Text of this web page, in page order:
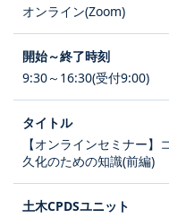
オンライン(Zoom)
9:30～16:30(受付9:00)
【オンラインセミナー
久化のための知識(前編)